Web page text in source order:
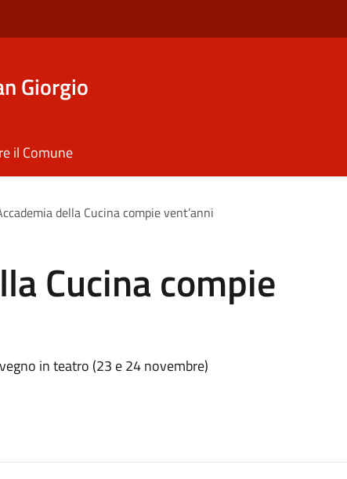
Giorgio
il Comune
della Cucina compie vent’anni
Cucina compie
in teatro (23 e 24 novembre)